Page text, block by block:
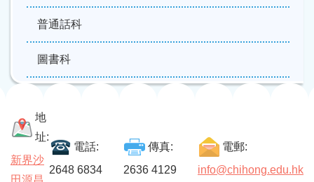
普通話科
圖書科
地
址:
新界沙
田源昌
電話:
2648 6834
傳真:
2636 4129
電郵:
info@chihong.edu.hk